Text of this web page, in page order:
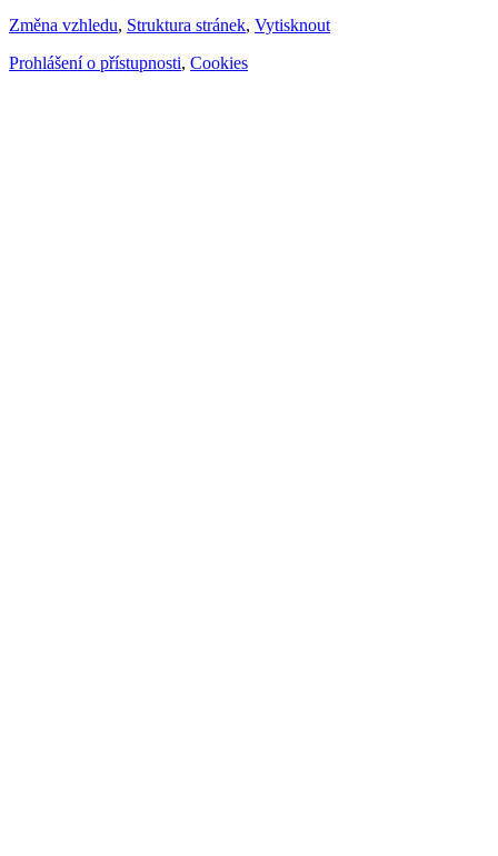
Změna vzhledu, Struktura stránek, Vytisknout
Prohlášení o přístupnosti, Cookies